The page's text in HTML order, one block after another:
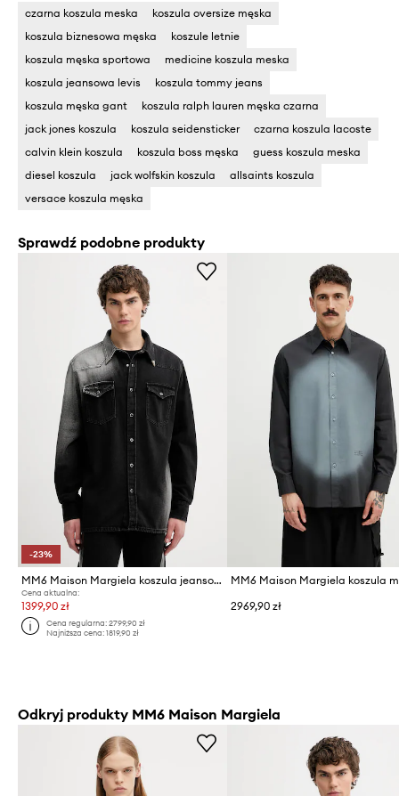
czarna koszula meska
koszula oversize męska
koszula biznesowa męska
koszule letnie
koszula męska sportowa
medicine koszula meska
koszula jeansowa levis
koszula tommy jeans
koszula męska gant
koszula ralph lauren męska czarna
jack jones koszula
koszula seidensticker
czarna koszula lacoste
calvin klein koszula
koszula boss męska
guess koszula meska
diesel koszula
jack wolfskin koszula
allsaints koszula
versace koszula męska
Sprawdź podobne produkty
-23%
MM6 Maison Margiela koszula jeansowa
Cena aktualna:
1399,90 zł
Cena regularna:2799,90 zł
Najniższa cena:1819,90 zł
2969,90 zł
Odkryj produkty MM6 Maison Margiela